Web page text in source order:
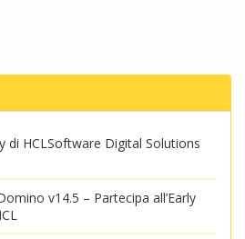
di HCLSoftware Digital Solutions
v14.5 – Partecipa all’Early